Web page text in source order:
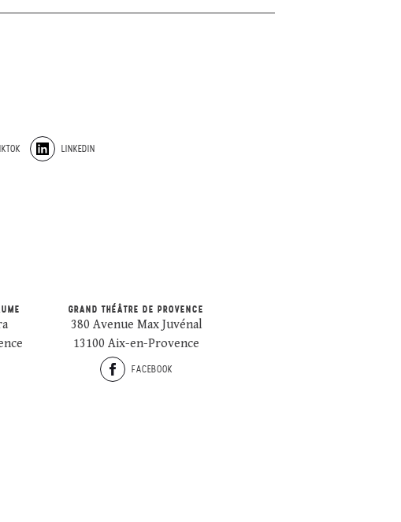
LINKEDIN
GRAND THÉÂTRE DE PROVENCE
380 Avenue Max Juvénal
13100 Aix-en-Provence
FACEBOOK